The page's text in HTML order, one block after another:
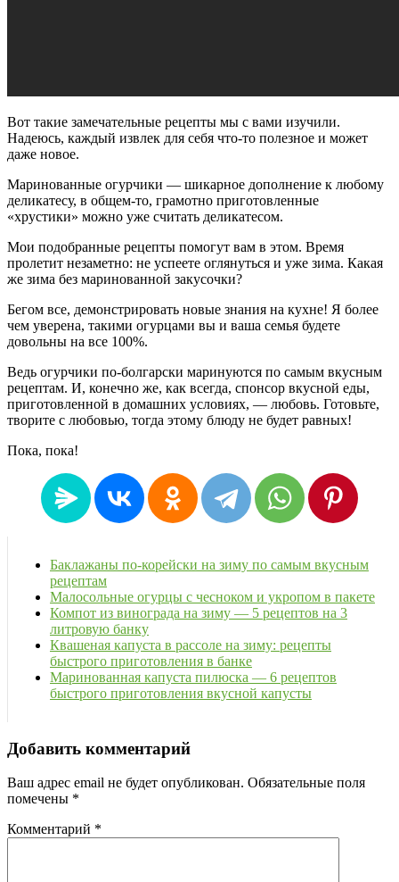
Вот такие замечательные рецепты мы с вами изучили.
Надеюсь, каждый извлек для себя что-то полезное и может
даже новое.
Маринованные огурчики — шикарное дополнение к любому
деликатесу, в общем-то, грамотно приготовленные
«хрустики» можно уже считать деликатесом.
Мои подобранные рецепты помогут вам в этом. Время
пролетит незаметно: не успеете оглянуться и уже зима. Какая
же зима без маринованной закусочки?
Бегом все, демонстрировать новые знания на кухне! Я более
чем уверена, такими огурцами вы и ваша семья будете
довольны на все 100%.
Ведь огурчики по-болгарски маринуются по самым вкусным
рецептам. И, конечно же, как всегда, спонсор вкусной еды,
приготовленной в домашних условиях, — любовь. Готовьте,
творите с любовью, тогда этому блюду не будет равных!
Пока, пока!
Баклажаны по-корейски на зиму по самым вкусным
рецептам
Малосольные огурцы с чесноком и укропом в пакете
Компот из винограда на зиму — 5 рецептов на 3
литровую банку
Квашеная капуста в рассоле на зиму: рецепты
быстрого приготовления в банке
Маринованная капуста пилюска — 6 рецептов
быстрого приготовления вкусной капусты
Добавить комментарий
Ваш адрес email не будет опубликован. Обязательные поля
помечены *
Комментарий *